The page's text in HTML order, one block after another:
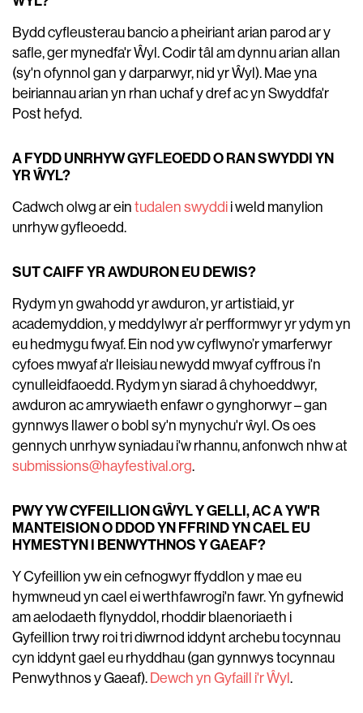
Bydd cyfleusterau bancio a pheiriant arian parod ar y
safle, ger mynedfa'r Ŵyl. Codir tâl am dynnu arian allan
(sy'n ofynnol gan y darparwyr, nid yr Ŵyl). Mae yna
beiriannau arian yn rhan uchaf y dref ac yn Swyddfa'r
Post hefyd.
A FYDD UNRHYW GYFLEOEDD O RAN SWYDDI YN
YR ŴYL?
Cadwch olwg ar ein tudalen swyddi i weld manylion
unrhyw gyfleoedd.
SUT CAIFF YR AWDURON EU DEWIS?
Rydym yn gwahodd yr awduron, yr artistiaid, yr
academyddion, y meddylwyr a’r perfformwyr yr ydym yn
eu hedmygu fwyaf. Ein nod yw cyflwyno’r ymarferwyr
cyfoes mwyaf a'r lleisiau newydd mwyaf cyffrous i'n
cynulleidfaoedd. Rydym yn siarad â chyhoeddwyr,
awduron ac amrywiaeth enfawr o gynghorwyr – gan
gynnwys llawer o bobl sy'n mynychu'r ŵyl. Os oes
gennych unrhyw syniadau i'w rhannu, anfonwch nhw at
submissions@hayfestival.org.
PWY YW CYFEILLION GŴYL Y GELLI, AC A YW'R
MANTEISION O DDOD YN FFRIND YN CAEL EU
HYMESTYN I BENWYTHNOS Y GAEAF?
Y Cyfeillion yw ein cefnogwyr ffyddlon y mae eu
hymwneud yn cael ei werthfawrogi'n fawr. Yn gyfnewid
am aelodaeth flynyddol, rhoddir blaenoriaeth i
Gyfeillion trwy roi tri diwrnod iddynt archebu tocynnau
cyn iddynt gael eu rhyddhau (gan gynnwys tocynnau
Penwythnos y Gaeaf). Dewch yn Gyfaill i'r Ŵyl .